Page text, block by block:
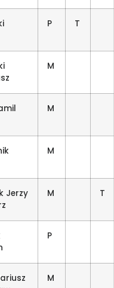
P T
M
M
M
Jerzy
M T
P
M